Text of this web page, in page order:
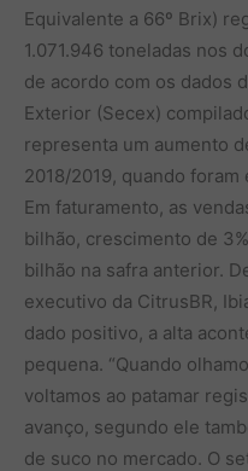
Equivalente a 66º Brix)
1.071.946 toneladas nos
de acordo com os dados
Exterior (Secex)
representa um aumento
2018/2019, quando
Em faturamento, as
bilhão, crescimento de
bilhão na safra anterior.
executivo da CitrusBR,
dado positivo, a alta
pequena. “Quando
voltamos ao patamar
avanço, segundo ele
de suco no mercado. O